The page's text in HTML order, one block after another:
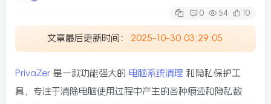
0 54 10
文章最后更新时间： 2025-10-30 03:29:05
PrivaZer 是一款功能强大的 电脑系统清理 和隐私保护工
具，专注于清除电脑使用过程中产生的各种痕迹和隐私数